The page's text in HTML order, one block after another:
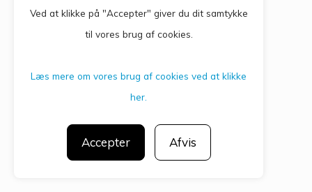
Privatlivspolitik
Ved at klikke på "Accepter" giver du dit samtykke
til vores brug af cookies.
Læs mere om vores brug af cookies ved at klikke
her.
Accepter Afvis